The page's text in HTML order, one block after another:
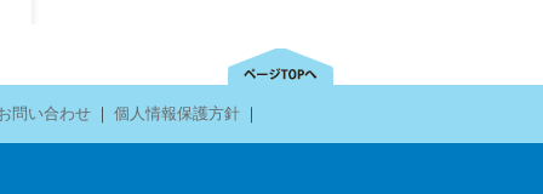
問い合わせ ｜ 個人情報保護方針 ｜